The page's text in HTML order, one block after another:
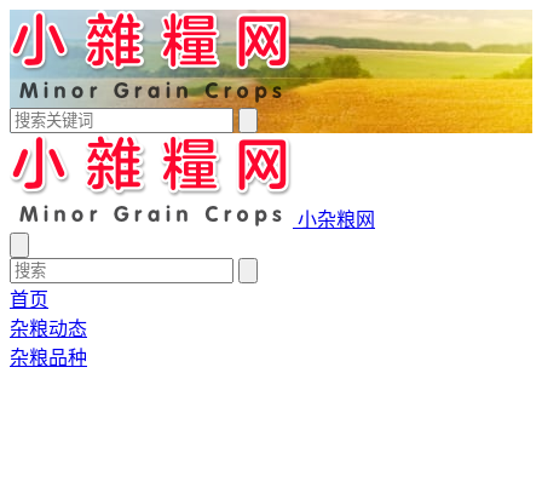
小杂粮网
首页
杂粮动态
杂粮品种